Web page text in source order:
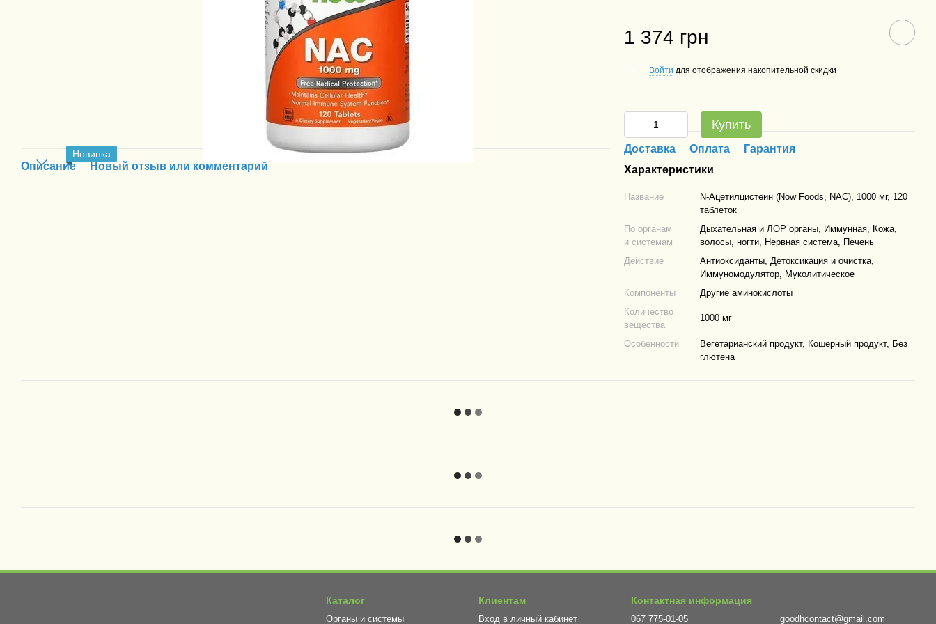
Новинка
Описание Новый отзыв или комментарий
1 374 грн
Войти для отображения накопительной скидки
Купить
Доставка Оплата
Гарантия
Характеристики
Название
N-Ацетилцистеин (Now Foods, NAC), 1000 мг, 120
таблеток
По органам
и системам
Дыхательная и ЛОР органы, Иммунная, Кожа,
волосы, ногти, Нервная система, Печень
Действие
Антиоксиданты, Детоксикация и очистка,
Иммуномодулятор, Муколитическое
Компоненты
Другие аминокислоты
Количество
вещества
1000 мг
Особенности
Вегетарианский продукт, Кошерный продукт, Без
глютена
Каталог
Органы и системы
Клиентам
Вход в личный кабинет
Контактная информация
067 775-01-05 goodhcontact@gmail.com